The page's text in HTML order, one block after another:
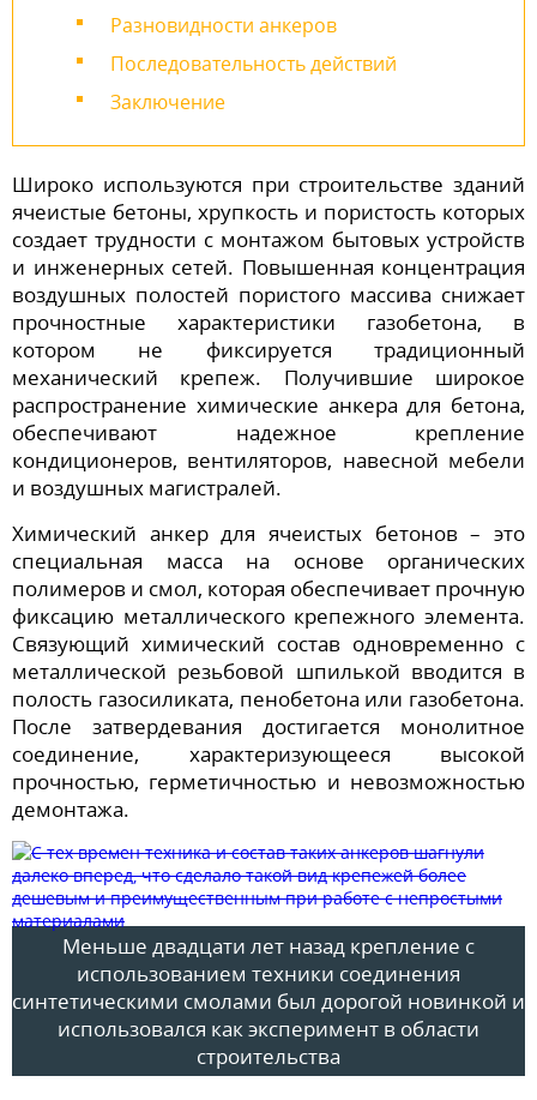
Разновидности анкеров
Последовательность действий
Заключение
Широко используются при строительстве зданий
ячеистые бетоны, хрупкость и пористость которых
создает трудности с монтажом бытовых устройств
и инженерных сетей. Повышенная концентрация
воздушных полостей пористого массива снижает
прочностные характеристики газобетона, в
котором не фиксируется традиционный
механический крепеж. Получившие широкое
распространение химические анкера для бетона,
обеспечивают надежное крепление
кондиционеров, вентиляторов, навесной мебели
и воздушных магистралей.
Химический анкер для ячеистых бетонов – это
специальная масса на основе органических
полимеров и смол, которая обеспечивает прочную
фиксацию металлического крепежного элемента.
Связующий химический состав одновременно с
металлической резьбовой шпилькой вводится в
полость газосиликата, пенобетона или газобетона.
После затвердевания достигается монолитное
соединение, характеризующееся высокой
прочностью, герметичностью и невозможностью
демонтажа.
Меньше двадцати лет назад крепление с
использованием техники соединения
синтетическими смолами был дорогой новинкой и
использовался как эксперимент в области
строительства